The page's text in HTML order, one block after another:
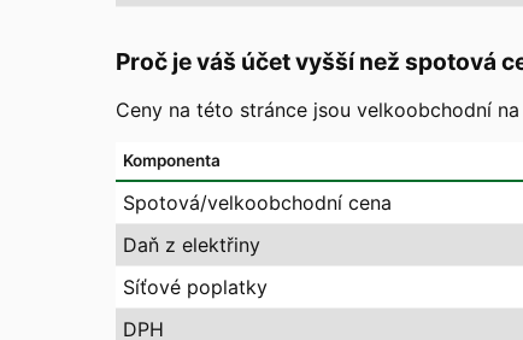
Proč je váš účet vyšší než spotová
Ceny na této stránce jsou velkoobchodní
Komponenta
Spotová/velkoobchodní cena
Daň z elektřiny
Síťové poplatky
DPH